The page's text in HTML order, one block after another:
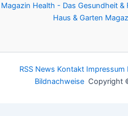
Magazin Health - Das Gesundheit &
Haus & Garten
RSS News Kontakt Impressum
BildnachweiseCopyright